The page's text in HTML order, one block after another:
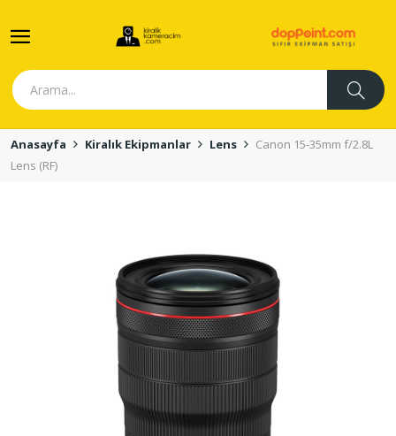
Anasayfa Kiralık Ekipmanlar Lens
Canon 15-35mm f/2.8L
Lens (RF)